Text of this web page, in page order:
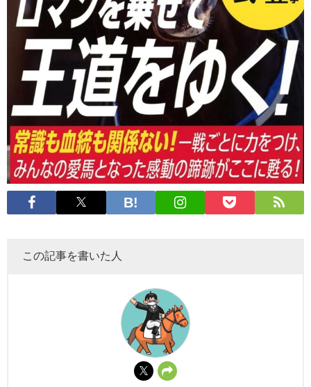
この記事を書いた人